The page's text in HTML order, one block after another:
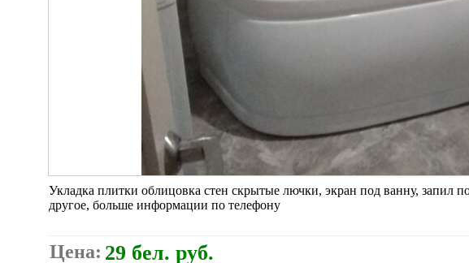
Укладка плитки облицовка стен скрытые лючки, экран под ванну, запил
другое, больше информации по телефону
Цена: 29 бел. руб.